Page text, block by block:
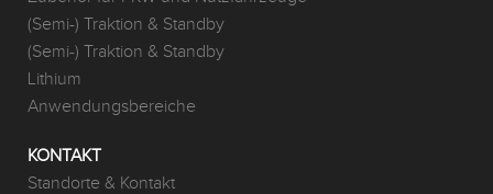
(Semi-) Traktion & Standby
(Semi-) Traktion & Standby
Lithium
Anwendungsbereiche
KONTAKT
Standorte & Kontakt